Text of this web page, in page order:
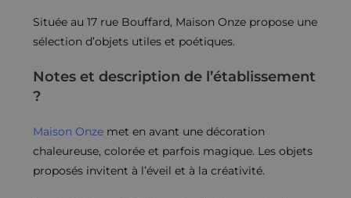
Située au 17 rue Bouffard, Maison Onze propose une
sélection d’objets utiles et poétiques.
Notes et description de l’établissement
?
Maison Onze met en avant une décoration
chaleureuse, colorée et parfois magique. Les objets
proposés invitent à l’éveil et à la créativité.